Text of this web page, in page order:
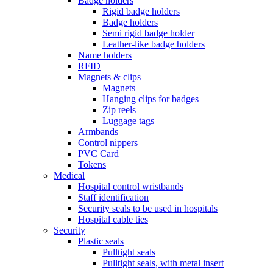
Rigid badge holders
Badge holders
Semi rigid badge holder
Leather-like badge holders
Name holders
RFID
Magnets & clips
Magnets
Hanging clips for badges
Zip reels
Luggage tags
Armbands
Control nippers
PVC Card
Tokens
Medical
Hospital control wristbands
Staff identification
Security seals to be used in hospitals
Hospital cable ties
Security
Plastic seals
Pulltight seals
Pulltight seals, with metal insert